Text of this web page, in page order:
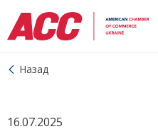
Назад
16.07.2025